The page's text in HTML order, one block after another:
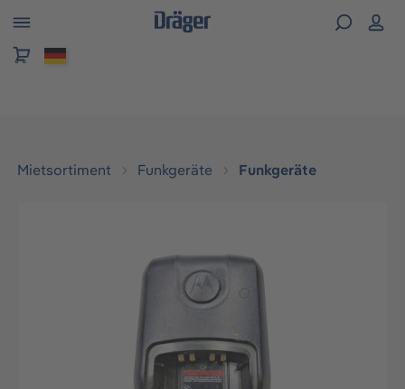
springen
Mietsortiment Funkgeräte Funkgeräte